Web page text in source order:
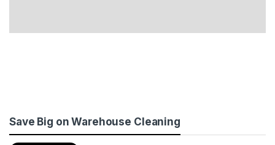
Save Big on Warehouse Cleaning